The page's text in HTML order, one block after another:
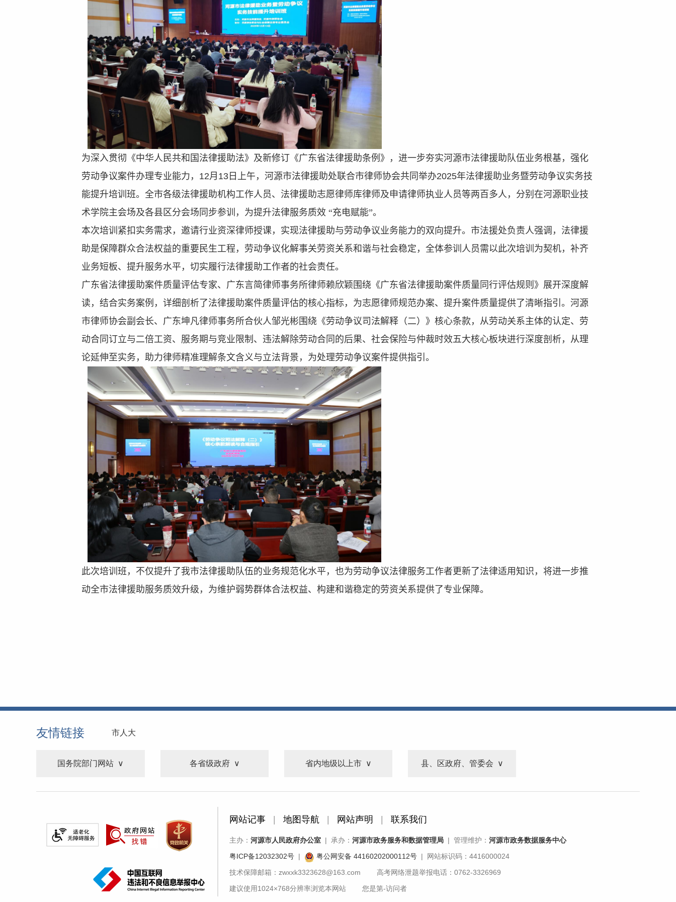
为深入贯彻《中华人民共和国法律援助法》及新修订《广东省法律援助条例》，进一步夯实河源市法律援助队伍业务根基，强化
劳动争议案件办理专业能力， 12月 13 日上午，河源市法律援助处联合市律师协会共同举办2025年法律援助业务暨劳动争议实务技
能提升培训班。全市各级法律援助机构工作人员、法律援助志愿律师库律师及申请律师执业人员等两百多人 ，分别在河源职业技
术学院主会场及各县区分会场 同步参训，为提升法律服务质效 “充电赋能”。
本次培训紧扣实务需求，邀请行业资深律师授课，实现法律援助与劳动争议业务能力的双向提升。市法援处负责人强调 ，法律援
助是保障群众合法权益的重要民生工程，劳动争议化解事关劳资关系和谐与社会稳定，全体参训人员需以此次培训为契机，补齐
业务短板、提升服务水平，切实履行法律援助工作者的社会责任。
广东省法律援助案件质量评估专家、 广东言简律师事务所律师赖欣颖围绕《广东省法律援助案件质量同行评估规则》展开深度解
读 ， 结合实务案例，详细剖析了法律援助案件质量评估的核心指标，为志愿律师规范办案、提升案件质量提供了清晰指引。 河源
市律师协会副会长、 广东坤凡律师事务所合伙人邹光彬 围绕 《劳动争议司法解释（二）》核心条款，从劳动关系主体的认定、劳
动合同订立与二倍工资、服务期与竞业限制、违法解除劳动合同的后果、社会保险与仲裁时效五大核心板块进行深度剖析，从理
论延伸至实务，助力律师精准理解条文含义与立法背景，为处理劳动争议案件提供指引 。
此次培训 班 ，不仅提升了我市法律援助队伍的业务规范化水平，也为劳动争议法律服务工作者更新了法律适用知识，将进一步推
动全市法律援助服务质效升级，为维护弱势群体合法权益、构建和谐稳定的劳资关系提供了专业保障。
友情链接 市人大
国务院部门网站 各省级政府 省内地级以上市 县、区政府、管委会
网站记事 地图导航 网站声明 联系我们
主办： 河源市人民政府办公室 | 承办： 河源市政务服务和数据管理局 | 管理维护： 河源市政务数据服务中心
粤ICP备12032302号 | 粤公网安备 44160202000112号 | 网站标识码：4416000024
技术保障邮箱：zwxxk3323628@163.com 高考网络泄题举报电话：0762-3326969
建议使用1024×768分辨率浏览本网站 您是第-访问者